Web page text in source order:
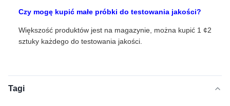
Czy mogę kupić małe próbki do testowania jakości?
Większość produktów jest na magazynie, można kupić 1 ¢2
sztuky każdego do testowania jakości.
Tagi